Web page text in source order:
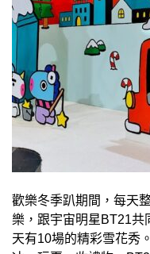
歡樂冬季趴期間，每天
樂，跟宇宙明星BT21共
天有10場的精彩雪花秀